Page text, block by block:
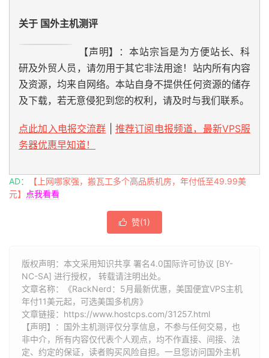
关于 国外主机测评
【声明】：本站宗旨是为方便站长、科
研及外贸人员，请勿用于其它非法用途！站内所有内容
及资源，均来自网络。本站自身不提供任何资源的储存
及下载，若无意侵犯到您的权利，请及时与我们联系。
点此加入电报交流群
推荐订阅电报频道，最新VPS服
务器优惠早知道！
AD：
【上网哪家强，搬瓦工多个高品质机房，年付低至49.99美
元】
点我看看
 赞(1)
版权声明：本文采用知识共享 署名4.0国际许可协议 [BY-
NC-SA] 进行授权， 转载请注明出处。
文章名称：《RackNerd：5月最新优惠，美国便宜VPS主机
年付11美元起，可选美国多机房》
文章链接： https://www.hostcps.com/31257.html
【声明】：国外主机测评仅分享信息，不参与任何交易，也
非中介，所有内容仅代表个人观点，均不作直接、间接、法
定、约定的保证，读者购买风险自担。一旦您访问国外主机